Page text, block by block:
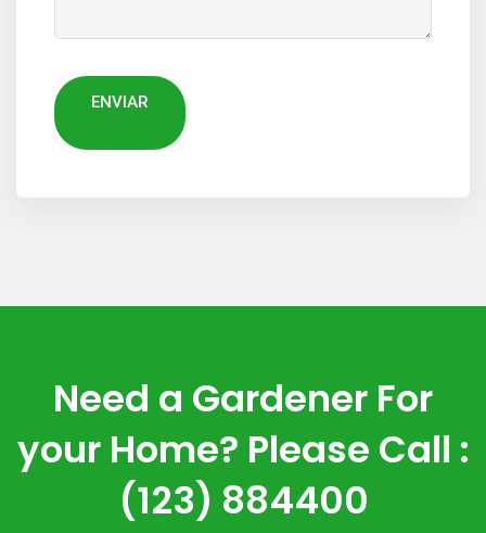
Need a Gardener For
your Home? Please Call :
(123) 884400